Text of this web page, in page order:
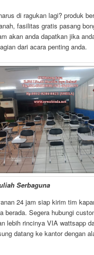
di ragukan lagi? produk
fasilitas gratis pasang
akan anda dapatkan jika
dari acara penting anda.
Serbaguna
24 jam siap kirim tim
berada. Segera hubungi
lebih rincinya VIA wattsapp
datang ke kantor dengan